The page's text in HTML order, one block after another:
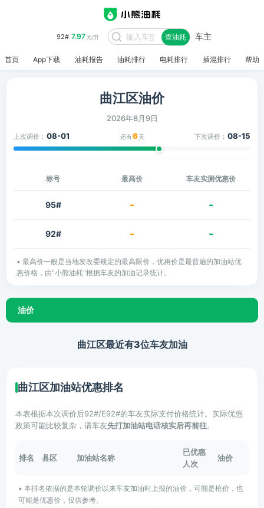
92# 7.97元/升 查油耗 车主
首页 App下载 油耗报告 油耗排行 电耗排行 插混排行 帮助
曲江区油价
2026年8月9日
上次调价： 08-01 还有6 天 下次调价： 08-15
标号 最高价 车友实测优惠价
95# - -
92# - -
• 最高价一般是当地发改委规定的最高限价，优惠价是最普遍的加油站优
惠价格，由"小熊油耗"根据车友的加油记录统计。
油价
曲江区最近有3位车友加油
曲江区加油站优惠排名
本表根据本次调价后92#/E92#的车友实际支付价格统计。实际优惠
政策可能比较复杂，请车友先打加油站电话核实后再前往。
排名 县区 加油站名称
已优惠
人次
油价
• 本排名依据的是本轮调价以来车友加油时上报的油价，可能是枪价，也
可能是优惠价，仅供参考。